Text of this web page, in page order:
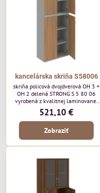
kancelárska skriňa S58006
skriňa policová dvojdverová OH 3 +
OH 2 delená STRONG S 5 80 06
vyrobená z kvalitnej laminovanej
drevotriesky. Vrchná doska a dno
majú hrúbku 25mm a na prednej
strane je 2mm ABS hrana.
521,10 €
Zobraziť